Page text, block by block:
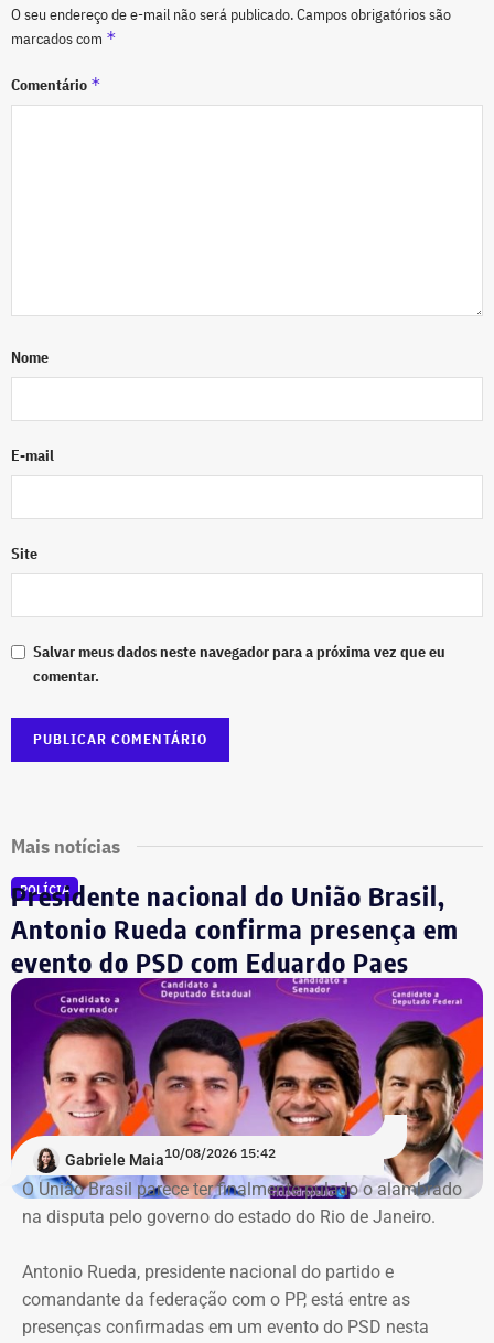
O seu endereço de e-mail não será publicado.Campos obrigatórios são
marcados com *
Comentário *
Nome
E-mail
Site
Salvar meus dados neste navegador para a próxima vez que eu
comentar.
Mais notícias
POLÍCIA
Presidente nacional do União Brasil,
Antonio Rueda confirma presença em
evento do PSD com Eduardo Paes
Gabriele Maia10/08/2026 15:42
O União Brasil parece ter finalmente pulado o alambrado
na disputa pelo governo do estado do Rio de Janeiro.
Antonio Rueda, presidente nacional do partido e
comandante da federação com o PP, está entre as
presenças confirmadas em um evento do PSD nesta